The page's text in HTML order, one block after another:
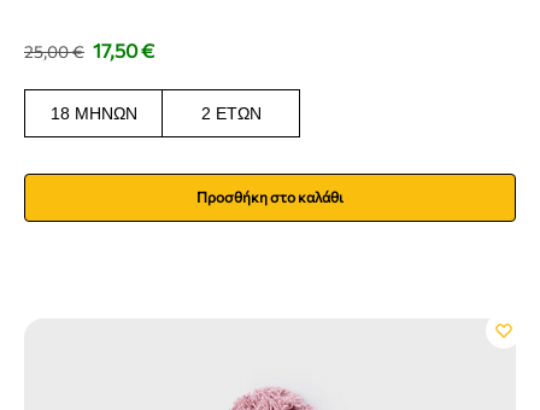
25,00€ 17,50€
18 ΜΗΝΏΝ 2 ΕΤΏΝ
Προσθήκη στο καλάθι